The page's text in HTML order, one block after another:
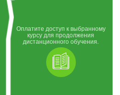
Оплатите доступ к выбранному
курсу для продолжения
дистанционного обучения.